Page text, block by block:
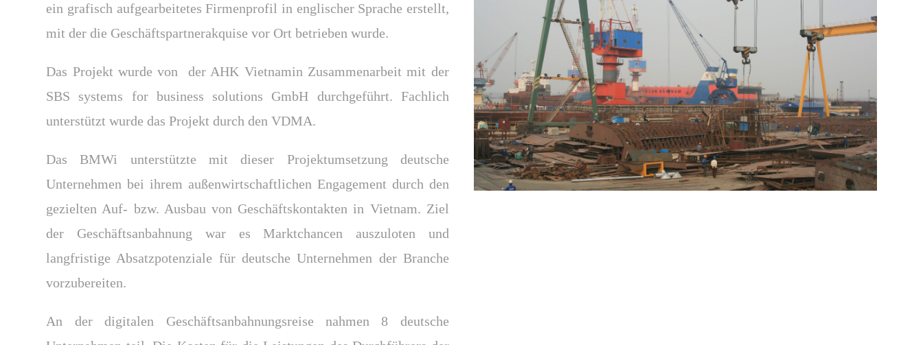
ein grafisch aufgearbeitetes Firmenprofil in englischer Sprache erstellt,
mit der die Geschäftspartnerakquise vor Ort betrieben wurde.
Das Projekt wurde von der AHK Vietnamin Zusammenarbeit mit der
SBS systems for business solutions GmbH durchgeführt. Fachlich
unterstützt wurde das Projekt durch den VDMA.
Das BMWi unterstützte mit dieser Projektumsetzung deutsche
Unternehmen bei ihrem außenwirtschaftlichen Engagement durch den
gezielten Auf- bzw. Ausbau von Geschäftskontakten in Vietnam. Ziel
der Geschäftsanbahnung war es Marktchancen auszuloten und
langfristige Absatzpotenziale für deutsche Unternehmen der Branche
vorzubereiten.
An der digitalen Geschäftsanbahnungsreise nahmen 8 deutsche